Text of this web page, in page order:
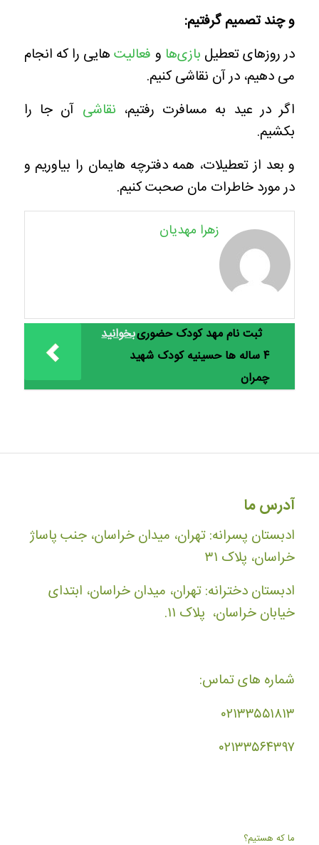
و چند تصمیم گرفتیم:
در روزهای تعطیل بازی‌ها و فعالیتهایی را که انجام
می دهیم، در آن نقاشی کنیم.
اگر در عید به مسافرت رفتیم، نقاشی آن جا را
بکشیم.
و بعد از تعطیلات، همه دفترچه هایمان را بیاوریم و
در مورد خاطرات مان صحبت کنیم.
زهرا مهدیان
بخوانیدثبت نام مهد کودک حضوری
۴ ساله ها حسینیه کودک شهید
چمران
آدرس ما
ادبستان پسرانه: تهران، میدان خراسان، جنب پاساژ
خراسان، پلاک ۳۱
ادبستان دخترانه: تهران، میدان خراسان، ابتدای
خیابان خراسان، پلاک ۱۱.
شماره های تماس:
۰۲۱۳۳۵۵۱۸۱۳
۰۲۱۳۳۵۶۴۳۹۷
ما که هستیم؟